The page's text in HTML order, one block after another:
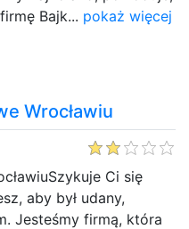
Bajk... pokaż więcej
Wrocławiu
Ci się
aby był udany,
Jesteśmy firmą, która